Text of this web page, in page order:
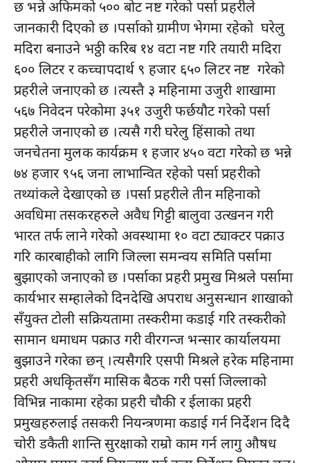
छ भन्ने अफिमको ५०० बोट नष्ट गरेको पर्सा प्रहरीले
जानकारी दिएको छ ।पर्साको ग्रामीण भेगमा रहेको घरेलु
मदिरा बनाउने भठ्ठी करिब १४ वटा नष्ट गरि तयारी मदिरा
६०० लिटर र कच्चापदार्थ ९ हजार ६५० लिटर नष्ट गरेको
प्रहरीले जनाएको छ ।त्यस्तै ३ महिनामा उजुरी शाखामा
५६७ निवेदन परेकोमा ३५१ उजुरी फर्छयौट गरेको पर्सा
प्रहरीले जनाएको छ ।त्यसै गरी घरेलु हिंसाको तथा
जनचेतना मुलक कार्यक्रम १ हजार ४५० वटा गरेको छ भन्ने
७४ हजार ९५६ जना लाभान्वित रहेको पर्सा प्रहरीको
तथ्यांकले देखाएको छ ।पर्सा प्रहरीले तीन महिनाको
अवधिमा तसकरहरुले अवैध गिट्टी बालुवा उत्खनन गरी
भारत तर्फ लाने गरेको अवस्थामा १० वटा ट्याक्टर पक्राउ
गरि कारबाहीको लागि जिल्ला समन्वय समिति पर्सामा
बुझाएको जनाएको छ ।पर्साका प्रहरी प्रमुख मिश्रले पर्सामा
कार्यभार सम्हालेको दिनदेखि अपराध अनुसन्धान शाखाको
सँयुक्त टोली सक्रियतामा तस्करीमा कडाई गरि तस्करीको
सामान धमाधम पक्राउ गरी वीरगन्ज भन्सार कार्यालयमा
बुझाउने गरेका छन् ।त्यसैगरि एसपी मिश्रले हरेक महिनामा
प्रहरी अधकृितसँग मासिक बैठक गरी पर्सा जिल्लाको
विभिन्न नाकामा रहेका प्रहरी चौकी र ईलाका प्रहरी
प्रमुखहरुलाई तसकरी नियन्त्रणमा कडाई गर्न निर्देशन दिदै
चोरी डकैती शान्ति सुरक्षाको राम्रो काम गर्न लागु औषध